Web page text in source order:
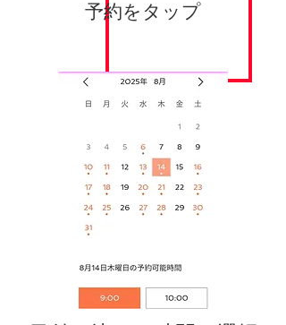
予約をタップ